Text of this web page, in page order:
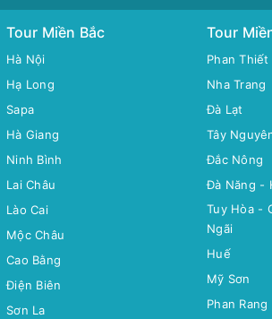
Tour Miền Bắc
Hà Nội
Hạ Long
Sapa
Hà Giang
Ninh Bình
Lai Châu
Lào Cai
Mộc Châu
Cao Bằng
Điện Biên
Sơn La
Tour
Phan Thiết
Nha Trang
Đà Lạt
Tây
Đắc Nông
Đà Năng -
Tuy Hòa -
Ngãi
Huế
Mỹ Sơn
Phan Rang